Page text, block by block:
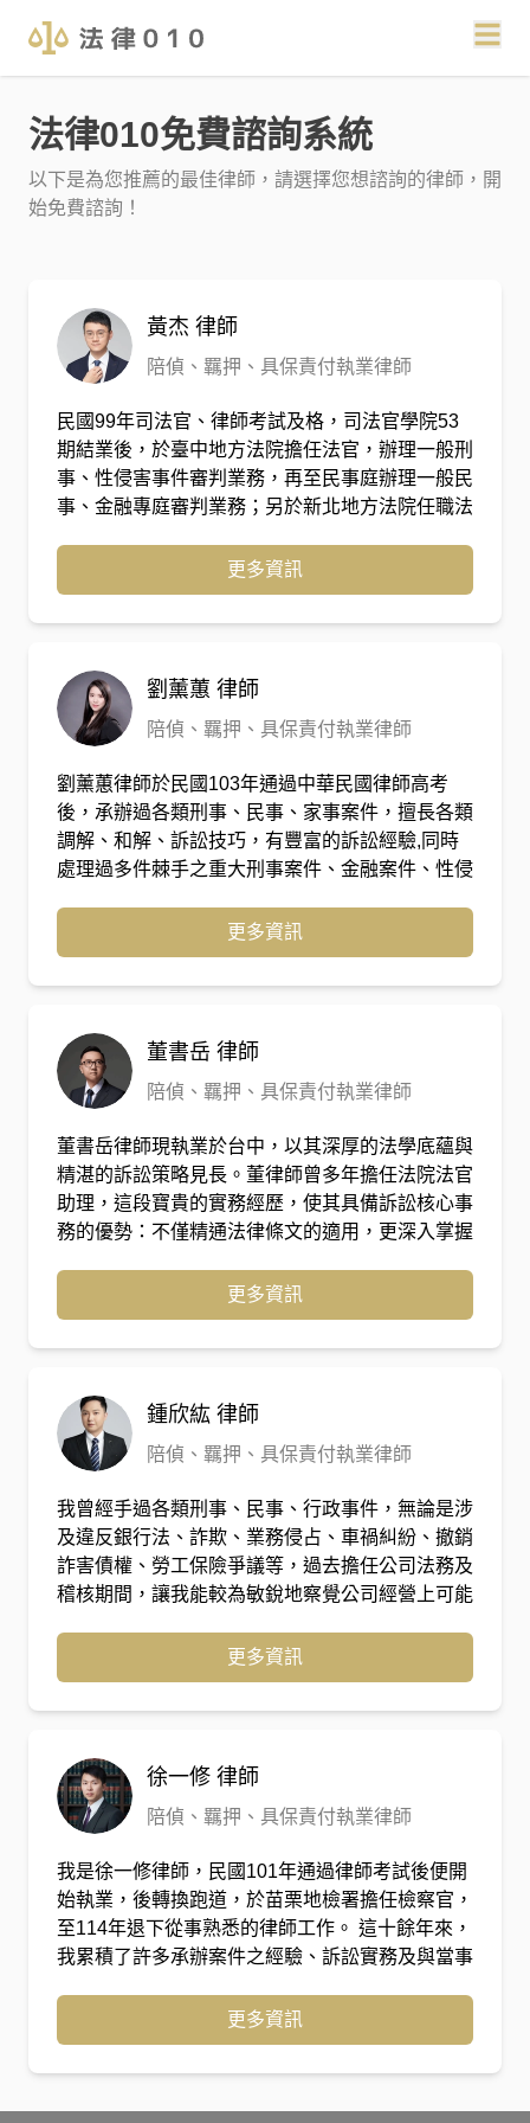
法律010免費諮詢系統
以下是為您推薦的最佳律師，請選擇您想諮詢的律師，開
始免費諮詢！
黃杰 律師
陪偵、羈押、具保責付執業律師
民國99年司法官、律師考試及格，司法官學院53
期結業後，於臺中地方法院擔任法官，辦理一般刑
事、性侵害事件審判業務，再至民事庭辦理一般民
事、金融專庭審判業務；另於新北地方法院任職法
更多資訊
劉薰蕙 律師
陪偵、羈押、具保責付執業律師
劉薰蕙律師於民國103年通過中華民國律師高考
後，承辦過各類刑事、民事、家事案件，擅長各類
調解、和解、訴訟技巧，有豐富的訴訟經驗,同時
處理過多件棘手之重大刑事案件、金融案件、性侵
108年考取中華人民共和國國家統一法律職業資格
考試及格，有多年之辦案經驗。
更多資訊
董書岳 律師
陪偵、羈押、具保責付執業律師
董書岳律師現執業於台中，以其深厚的法學底蘊與
精湛的訴訟策略見長。董律師曾多年擔任法院法官
助理，這段寶貴的實務經歷，使其具備訴訟核心事
務的優勢：不僅精通法律條文的適用，更深入掌握
的關鍵標準。 轉任律師後，董律師專注於各類複
雜訴訟事務。憑藉著「從院方視角出發」的獨特洞
察力，他能精確預判案件策略，並在書狀撰擬與法
益。
更多資訊
鍾欣紘 律師
陪偵、羈押、具保責付執業律師
我曾經手過各類刑事、民事、行政事件，無論是涉
及違反銀行法、詐欺、業務侵占、車禍糾紛、撤銷
詐害債權、勞工保險爭議等，過去擔任公司法務及
稽核期間，讓我能較為敏銳地察覺公司經營上可能
能夠更快速的掌握每位客戶的需求，更加細心與耐
心處理每位客戶付託之疑難及問題，直接切入問題
的核心，以爭取客戶的最佳利益。
更多資訊
徐一修 律師
陪偵、羈押、具保責付執業律師
我是徐一修律師，民國101年通過律師考試後便開
始執業，後轉換跑道，於苗栗地檢署擔任檢察官，
至114年退下從事熟悉的律師工作。 這十餘年來，
我累積了許多承辦案件之經驗、訴訟實務及與當事
更多資訊